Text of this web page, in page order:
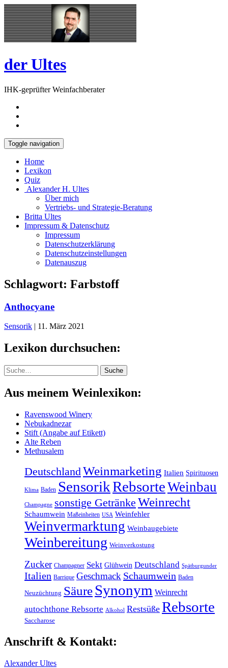
Skip
to
content
Open
Sidebar
der Ultes
IHK-geprüfter Weinfachberater
Toggle navigation
Home
Lexikon
Quiz
Alexander H. Ultes
Über mich
Vertriebs- und Strategie-Beratung
Britta Ultes
Impressum & Datenschutz
Impressum
Datenschutzerklärung
Datenschutzeinstellungen
Datenauszug
Schlagwort: Farbstoff
Anthocyane
Sensorik | 11. März 2021
Lexikon durchsuchen:
Suche Suche
Aus meinem Weinlexikon:
Ravenswood Winery
Nebukadnezar
Stift (Angabe auf Etikett)
Alte Reben
Methusalem
DeutschlandWeinmarketing Italien Spirituosen
Klima Baden SensorikRebsorteWeinbau
Champagne sonstige Getränke Weinrecht
Schaumwein Maßeinheiten USA Weinfehler
Weinvermarktung Weinbaugebiete
Weinbereitung Weinverkostung
Zucker Champagner Sekt Glühwein Deutschland Spätburgunder
Italien Barrique Geschmack Schaumwein Baden
Neuzüchtung Säure Synonym Weinrecht
autochthone Rebsorte Alkohol Restsüße Rebsorte
Saccharose
Anschrift & Kontakt:
Alexander Ultes